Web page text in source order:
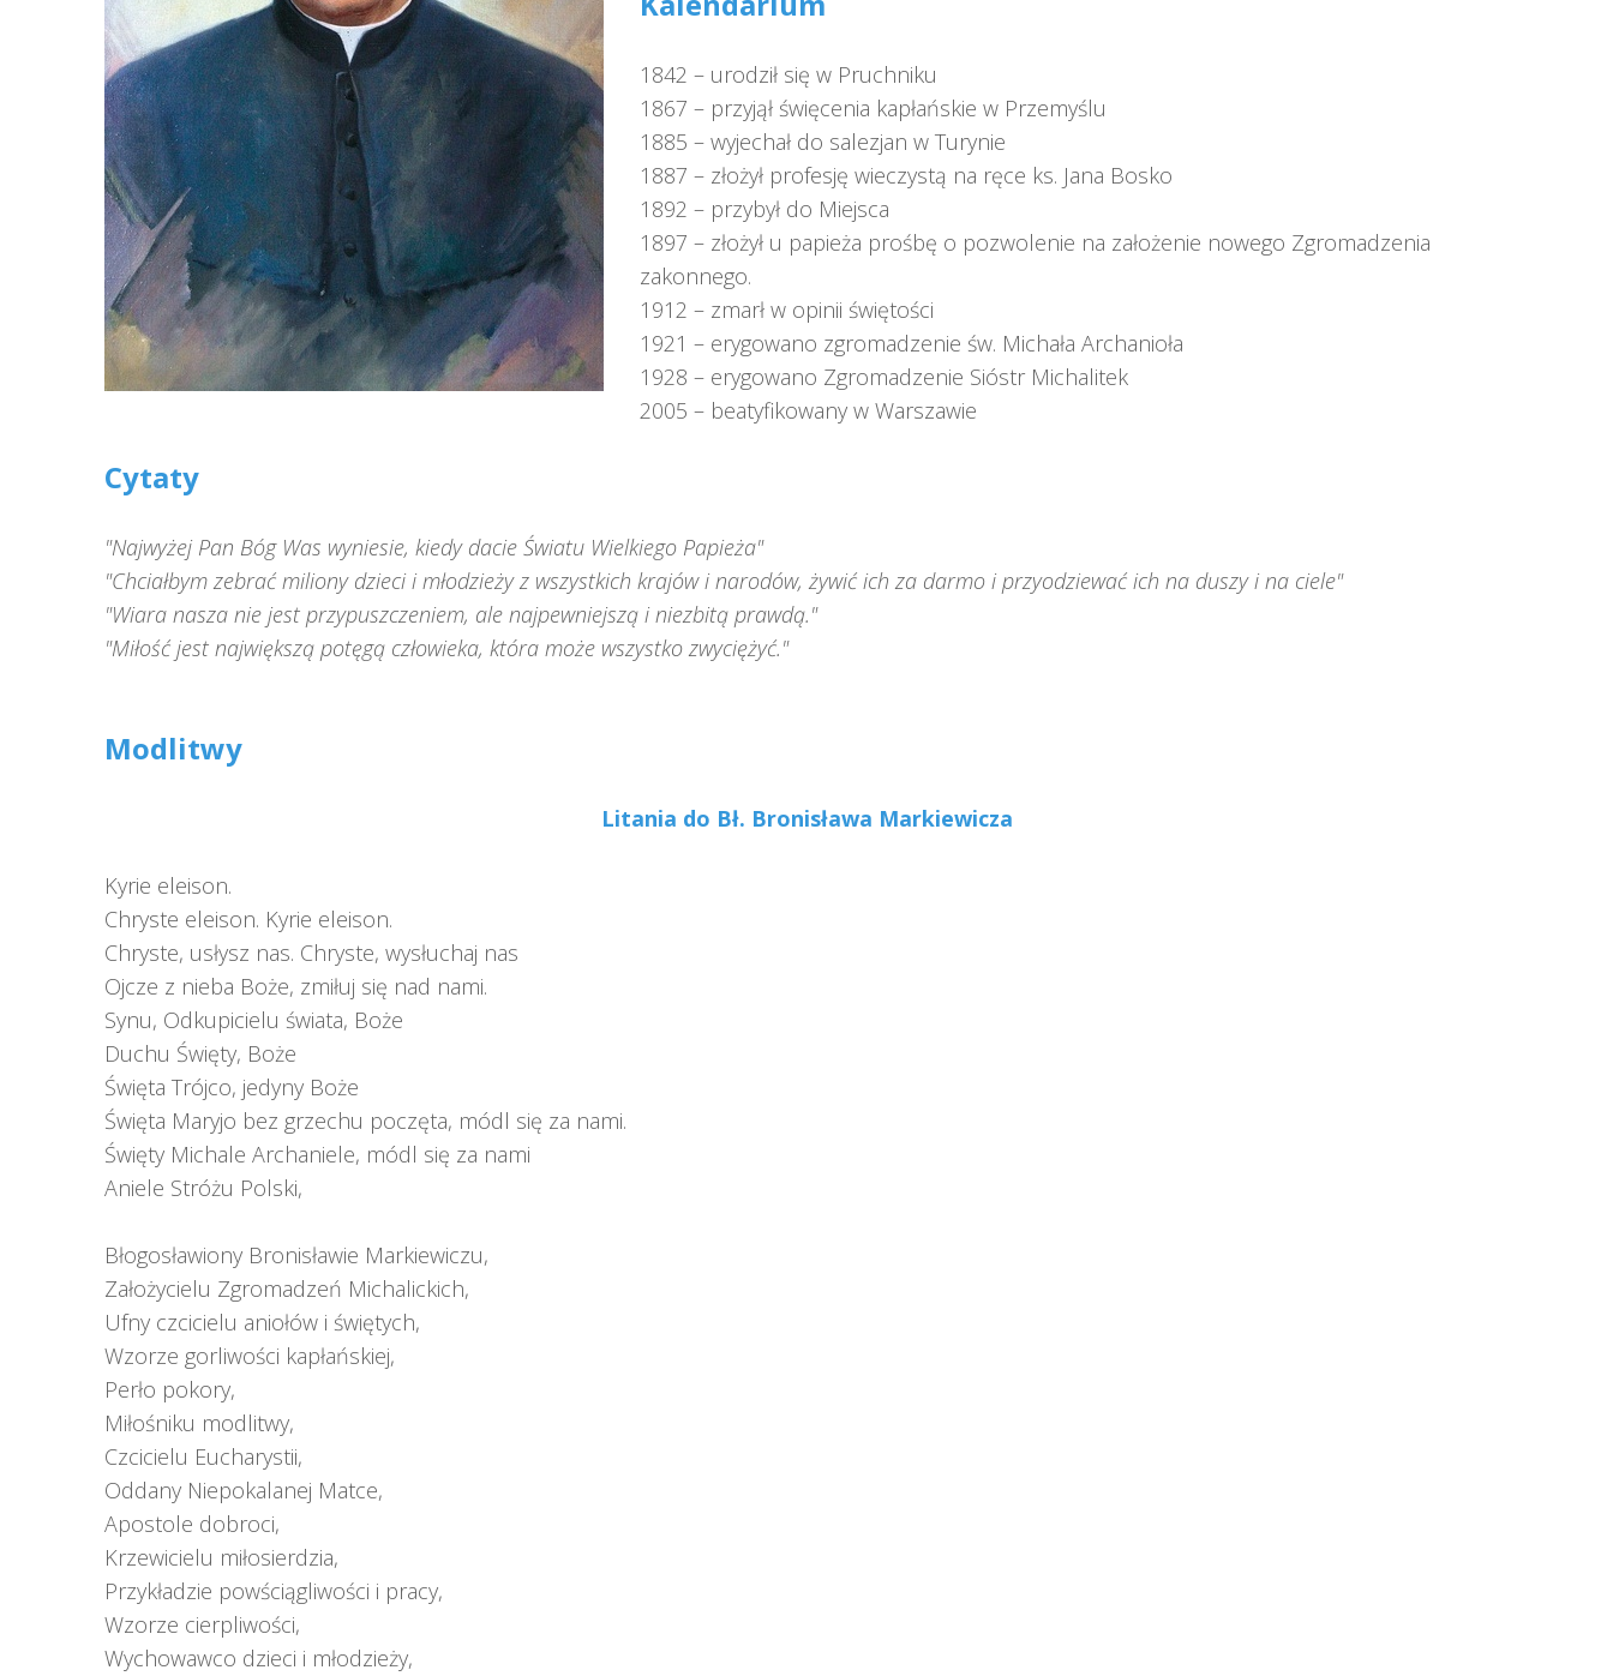
1842 – urodził się w Pruchniku
1867 – przyjął święcenia kapłańskie w Przemyślu
1885 – wyjechał do salezjan w Turynie
1887 – złożył profesję wieczystą na ręce ks. Jana Bosko
1892 – przybył do Miejsca
1897 – złożył u papieża prośbę o pozwolenie na założenie nowego Zgromadzenia
zakonnego.
1912 – zmarł w opinii świętości
1921 – erygowano zgromadzenie św. Michała Archanioła
1928 – erygowano Zgromadzenie Sióstr Michalitek
2005 – beatyfikowany w Warszawie
Cytaty
"Najwyżej Pan Bóg Was wyniesie, kiedy dacie Światu Wielkiego Papieża"
"Chciałbym zebrać miliony dzieci i młodzieży z wszystkich krajów i narodów, żywić ich za darmo i przyodziewać ich na duszy i na ciele"
"Wiara nasza nie jest przypuszczeniem, ale najpewniejszą i niezbitą prawdą."
"Miłość jest największą potęgą człowieka, która może wszystko zwyciężyć."
Modlitwy
Litania do Bł. Bronisława Markiewicza
Kyrie eleison.
Chryste eleison. Kyrie eleison.
Chryste, usłysz nas. Chryste, wysłuchaj nas
Ojcze z nieba Boże, zmiłuj się nad nami.
Synu, Odkupicielu świata, Boże
Duchu Święty, Boże
Święta Trójco, jedyny Boże
Święta Maryjo bez grzechu poczęta, módl się za nami.
Święty Michale Archaniele, módl się za nami
Aniele Stróżu Polski,
Błogosławiony Bronisławie Markiewiczu,
Założycielu Zgromadzeń Michalickich,
Ufny czcicielu aniołów i świętych,
Wzorze gorliwości kapłańskiej,
Perło pokory,
Miłośniku modlitwy,
Czcicielu Eucharystii,
Oddany Niepokalanej Matce,
Apostole dobroci,
Krzewicielu miłosierdzia,
Przykładzie powściągliwości i pracy,
Wzorze cierpliwości,
Wychowawco dzieci i młodzieży,